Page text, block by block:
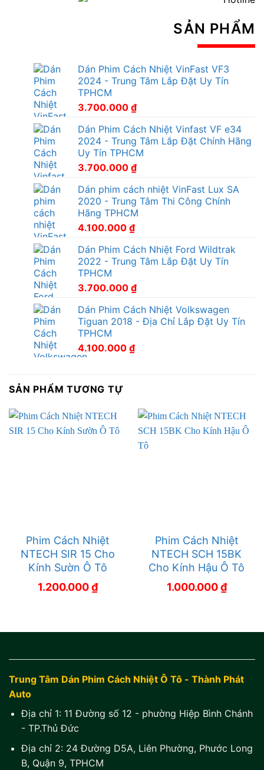
SẢN PHẨM
Dán Phim Cách Nhiệt VinFast VF3
2024 - Trung Tâm Lắp Đặt Uy Tín
TPHCM
3.700.000 ₫
Dán Phim Cách Nhiệt Vinfast VF e34
2024 - Trung Tâm Lắp Đặt Chính Hãng
Uy Tín TPHCM
3.700.000 ₫
Dán phim cách nhiệt VinFast Lux SA
2020 - Trung Tâm Thi Công Chính
Hãng TPHCM
4.100.000 ₫
Dán Phim Cách Nhiệt Ford Wildtrak
2022 - Trung Tâm Lắp Đặt Uy Tín
TPHCM
3.700.000 ₫
Dán Phim Cách Nhiệt Volkswagen
Tiguan 2018 - Địa Chỉ Lắp Đặt Uy Tín
TPHCM
4.100.000 ₫
SẢN PHẨM TƯƠNG TỰ
Phim Cách Nhiệt
NTECH SIR 15 Cho
Kính Sườn Ô Tô
1.200.000₫
Phim Cách Nhiệt
NTECH SCH 15BK
Cho Kính Hậu Ô Tô
1.000.000₫
Trung Tâm Dán Phim Cách Nhiệt Ô Tô - Thành Phát
Auto
Địa chỉ 1: 11 Đường số 12 - phường Hiệp Bình Chánh
- TP.Thủ Đức
Địa chỉ 2: 24 Đường D5A, Liên Phường, Phước Long
B, Quận 9, TPHCM